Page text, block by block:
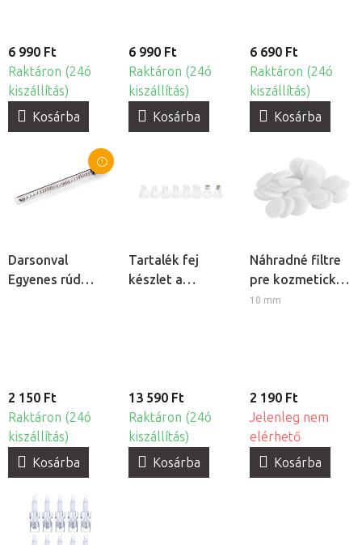
6 990 Ft
Raktáron (24ó
kiszállítás)
Kosárba
6 990 Ft
Raktáron (24ó
kiszállítás)
Kosárba
6 690 Ft
Raktáron (24ó
kiszállítás)
Kosárba
Darsonval
Egyenes rúd
2 150 Ft
Raktáron (24ó
kiszállítás)
Kosárba
Tartalék fej
készlet a
13 590 Ft
Raktáron (24ó
kiszállítás)
Kosárba
Náhradné filtre
pre kozmetický
prístroj
10 mm
2 190 Ft
Jelenleg nem
elérhető
Kosárba